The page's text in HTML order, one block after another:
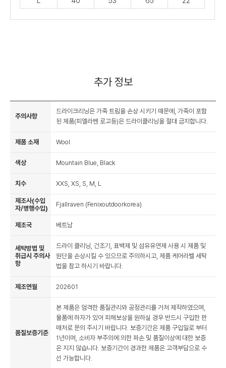
추가 정보
주의사항
드라이크리닝은 가죽 트림을 손상 시키기 때문에, 가죽이 포함
된 제품(피엘라벤 로고등)은 드라이클리닝을 절대 금지합니다.
제품 소재 Wool
색상 Mountain Blue, Black
치수 XXS, XS, S, M, L
제조사(수입
자/병행수입)
Fjallraven (Fenixoutdoorkorea)
제조국 베트남
세탁방법 및
취급시 주의사
항
드라이 클리닝, 건조기, 표백제 및 섬유유연제 사용 시 제품 및
원단을 손상시킬 수 있으므로 주의하시고, 제품 케어라벨 세탁
법을 참고 하시기 바랍니다.
제조연월 202601
품질보증기준
본 제품은 엄격한 품질관리와 공정관리를 거쳐 제작하였으며,
물품에 하자가 있어 피해보상을 원하실 경우 반드시 구입한 판
매처로 문의 주시기 바랍니다. 보증기간은 제품 구입일로 부터
1년이며, 소비자 부주의에 의한 파손 및 품질이상에 대한 보증
은 지지 않습니다. 보증기간이 경과한 제품은 고객부담으로 수
선 가능합니다.